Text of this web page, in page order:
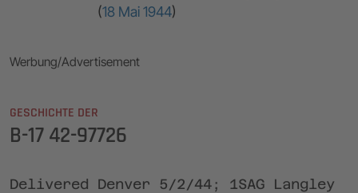
(18 Mai 1944)
Werbung/Advertisement
GESCHICHTE DER
B-17 42-97726
Delivered Denver 5/2/44; 1SAG Langley